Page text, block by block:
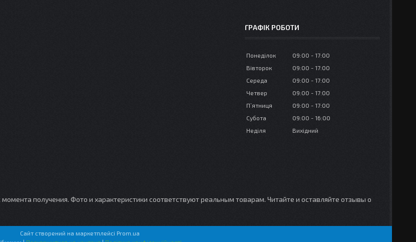
ГРАФІК РОБОТИ
Понеділок 09:00
17:00
Вівторок
09:00
17:00
Середа
09:00
17:00
Четвер
09:00
17:00
Пʼятниця
09:00
17:00
Субота
09:00
16:00
Неділя
Вихідний
получения. Фото и характеристики соответствуют реальным товарам. Читайте и оставляйте отзывы о
Сайт створений на маркетплейсі Prom.ua